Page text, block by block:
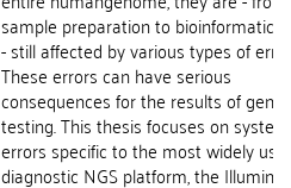
sample preparation to bioinformatic
- still affected by various types of
These errors can have serious
consequences for the results of
testing. This thesis focuses on
errors specific to the most widely
diagnostic NGS platform, the Illumina